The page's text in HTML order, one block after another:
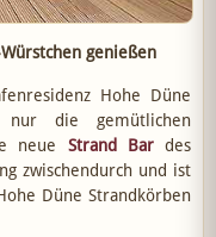
genießen
Hohe Düne
die gemütlichen
neue Strand Bardes
zwischendurch und ist
Düne Strandkörben